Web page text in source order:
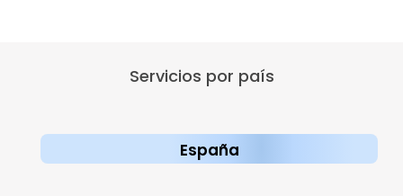
Servicios por país
España